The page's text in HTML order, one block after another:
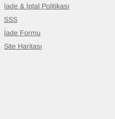
İade & İptal Politikası
SSS
İade Formu
Site Haritası